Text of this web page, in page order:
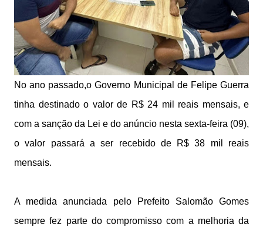
No ano passado,o Governo Municipal de Felipe Guerra
tinha destinado o valor de R$ 24 mil reais mensais, e
com a sanção da Lei e do anúncio nesta sexta-feira (09),
o valor passará a ser recebido de R$ 38 mil reais
mensais.
A medida anunciada pelo Prefeito Salomão Gomes
sempre fez parte do compromisso com a melhoria da